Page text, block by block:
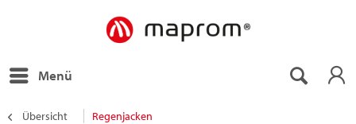
Menü
Übersicht Regenjacken